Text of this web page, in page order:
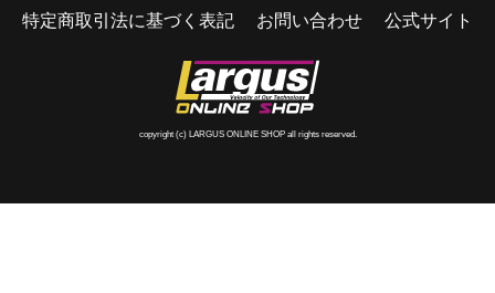
特定商取引法に基づく表記
お問い合わせ 公式サイト
copyright (c) LARGUS ONLINE SHOP all rights reserved.